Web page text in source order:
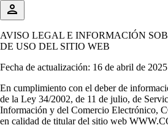
AVISO LEGAL E INFORMACIÓN
DE USO DEL SITIO WEB
Fecha de actualización: 16 de abril de 2025
En cumplimiento con el deber de
de la Ley 34/2002, de 11 de julio, de
Información y del Comercio Electrónico,
en calidad de titular del sitio web